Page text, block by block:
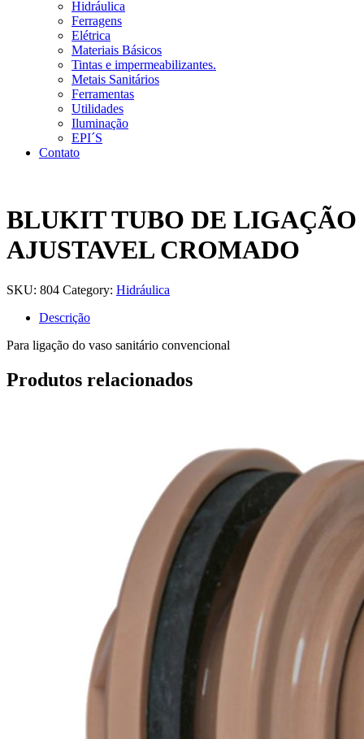
Hidráulica
Ferragens
Elétrica
Materiais Básicos
Tintas e impermeabilizantes.
Metais Sanitários
Ferramentas
Utilidades
Iluminação
EPI´S
Contato
BLUKIT TUBO DE LIGAÇÃO
AJUSTAVEL CROMADO
SKU: 804 Category: Hidráulica
Descrição
Para ligação do vaso sanitário convencional
Produtos relacionados